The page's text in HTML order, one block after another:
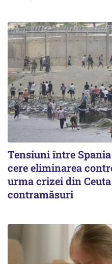
Tensiuni între
cere eliminarea
urma crizei din
contramăsuri